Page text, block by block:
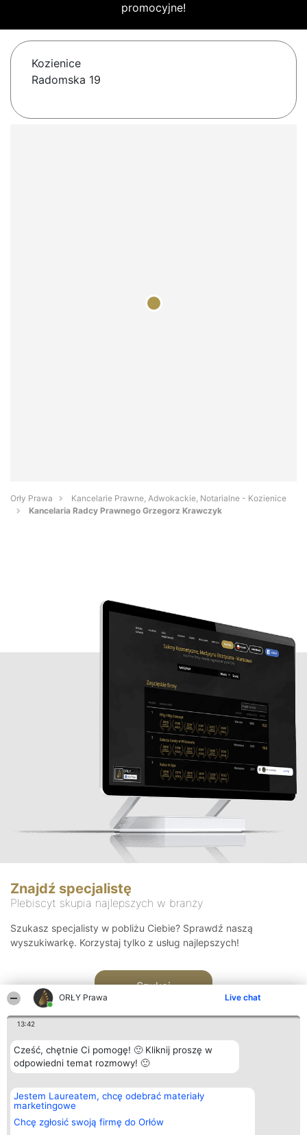
ORŁY Prawa Live chat
13:42
Cześć, chętnie Ci pomogę! 🙂 Kliknij proszę w
odpowiedni temat rozmowy! 🙂
Jestem Laureatem, chcę odebrać materiały
marketingowe
Chcę zgłosić swoją firmę do Orłów
promocyjne!
Kozienice
Radomska 19
Orły Prawa
Kancelarie Prawne, Adwokackie, Notarialne - Kozienice
Kancelaria Radcy Prawnego Grzegorz Krawczyk
Znajdź specjalistę
Plebiscyt skupia najlepszych w branży
Szukasz specjalisty w pobliżu Ciebie? Sprawdź naszą
wyszukiwarkę. Korzystaj tylko z usług najlepszych!
Szukaj
Organizator plebiscytu
Bright Side Solutions sp. z o.
o. sp. k.
ul. Ruska 22
Wrocław 50-079
Plebiscyt
Laureaci
wszystkich
Laureatów
Kontakt
Kontakt